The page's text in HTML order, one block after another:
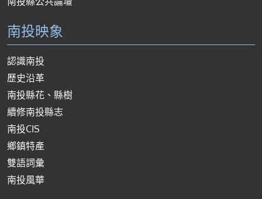
南投映象
認識南投
歷史沿革
南投縣花、縣樹
續修南投縣志
南投CIS
鄉鎮特產
雙語詞彙
南投風華